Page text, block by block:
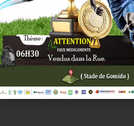
LOMEBOUGEINFO août 7, 2026
Servette Chênois cartonne au
Kazakhstan et se
août 7, 2026